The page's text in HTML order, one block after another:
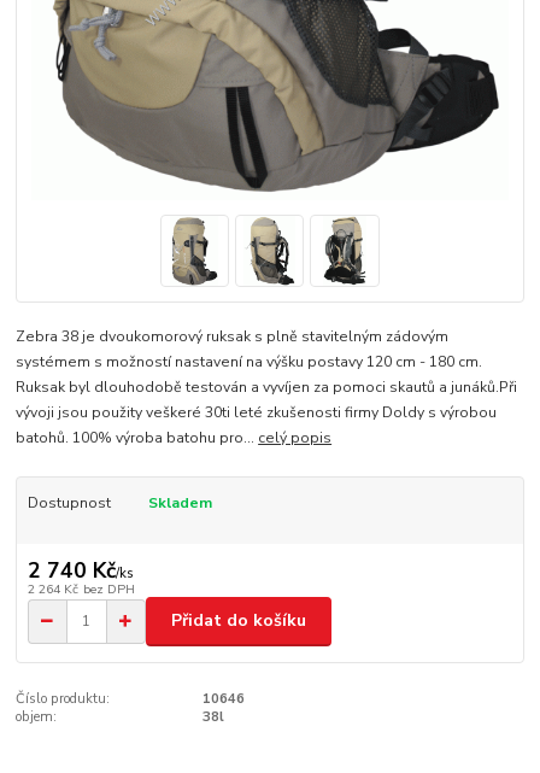
Zebra 38 je dvoukomorový ruksak s plně stavitelným zádovým
systémem s možností nastavení na výšku postavy 120 cm - 180 cm.
Ruksak byl dlouhodobě testován a vyvíjen za pomoci skautů a junáků.Při
vývoji jsou použity veškeré 30ti leté zkušenosti firmy Doldy s výrobou
batohů. 100% výroba batohu pro... celý popis
Dostupnost Skladem
2 740 Kč/ks
2 264 Kč bez DPH
Přidat do košíku
Číslo produktu:
10646
objem:
38l